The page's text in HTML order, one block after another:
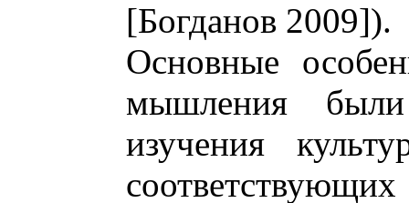
[Богданов 2009]).
Основные
мышления
изучения